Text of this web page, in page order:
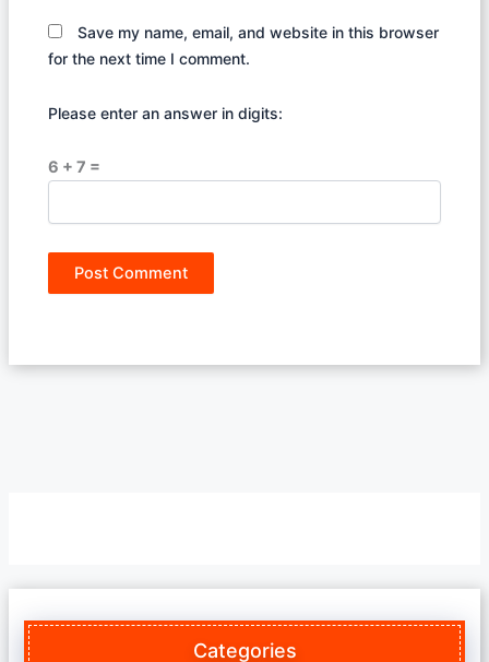
Save my name, email, and website in this browser
for the next time I comment.
Please enter an answer in digits:
6 + 7 =
Categories